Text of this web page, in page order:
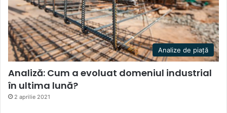
Analize de piață
Analiză: Cum a evoluat domeniul industrial
în ultima lună?
2 aprilie 2021